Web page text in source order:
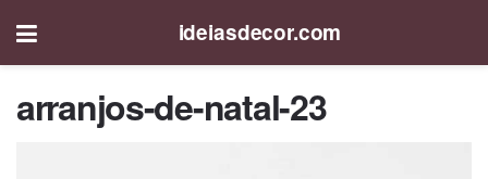
ideiasdecor.com
arranjos-de-natal-23